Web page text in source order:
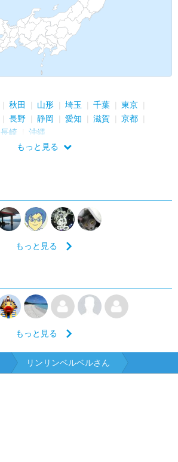
秋田 山形 埼玉 千葉
東京
長野 静岡 愛知 滋賀
京都
長崎
沖縄
もっと見る
もっと見る
もっと見る
リンリンベルベルさん